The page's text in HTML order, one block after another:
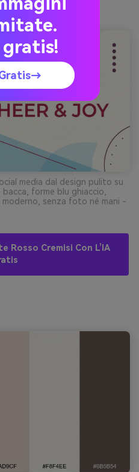
media dal design pulito su
forme blu ghiaccio,
senza foto né mani -
Rosso Cremisi Con L’IA
gratis!